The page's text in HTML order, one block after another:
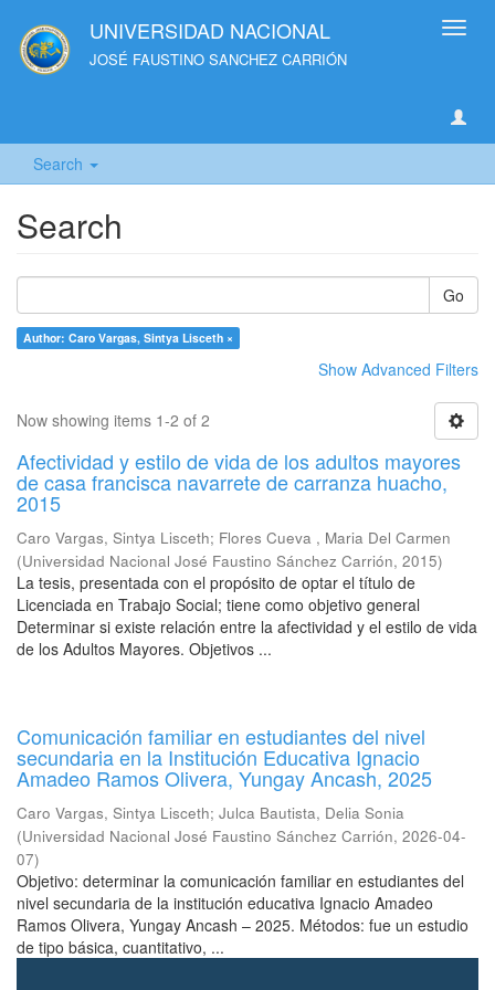
UNIVERSIDAD NACIONAL
JOSÉ FAUSTINO SANCHEZ CARRIÓN
Search
Search
Go
Author: Caro Vargas, Sintya Lisceth ×
Show Advanced Filters
Now showing items 1-2 of 2
Afectividad y estilo de vida de los adultos mayores
de casa francisca navarrete de carranza huacho,
2015
Caro Vargas, Sintya Lisceth; Flores Cueva , Maria Del Carmen
(Universidad Nacional José Faustino Sánchez Carrión, 2015)
La tesis, presentada con el propósito de optar el título de
Licenciada en Trabajo Social; tiene como objetivo general
Determinar si existe relación entre la afectividad y el estilo de vida
de los Adultos Mayores. Objetivos ...
Comunicación familiar en estudiantes del nivel
secundaria en la Institución Educativa Ignacio
Amadeo Ramos Olivera, Yungay Ancash, 2025
Caro Vargas, Sintya Lisceth; Julca Bautista, Delia Sonia
(Universidad Nacional José Faustino Sánchez Carrión, 2026-04-
07)
Objetivo: determinar la comunicación familiar en estudiantes del
nivel secundaria de la institución educativa Ignacio Amadeo
Ramos Olivera, Yungay Ancash – 2025. Métodos: fue un estudio
de tipo básica, cuantitativo, ...